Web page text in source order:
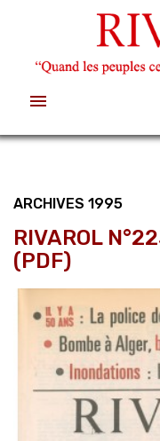

ARCHIVES 1995
RIVAROL
(PDF)